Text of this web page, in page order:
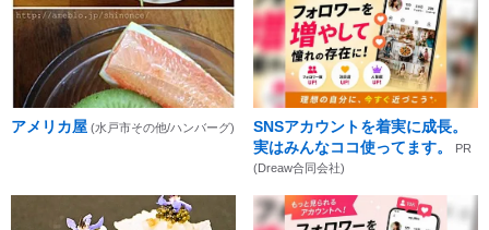
アメリカ屋 (水戸市その他/ハンバーグ)
SNSアカウントを着実に成長。
実はみんなココ使ってます。
PR
(Dreaw合同会社)